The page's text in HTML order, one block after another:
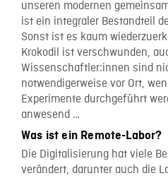
unseren modernen
ist ein integraler Bestandteil
Sonst ist es kaum
Krokodil ist verschwunden,
Wissenschaftler:innen sind
notwendigerweise vor Ort,
Experimente durchgeführt
anwesend …
Was ist ein Remote-Labor?
Die Digitalisierung hat viele
verändert, darunter auch die